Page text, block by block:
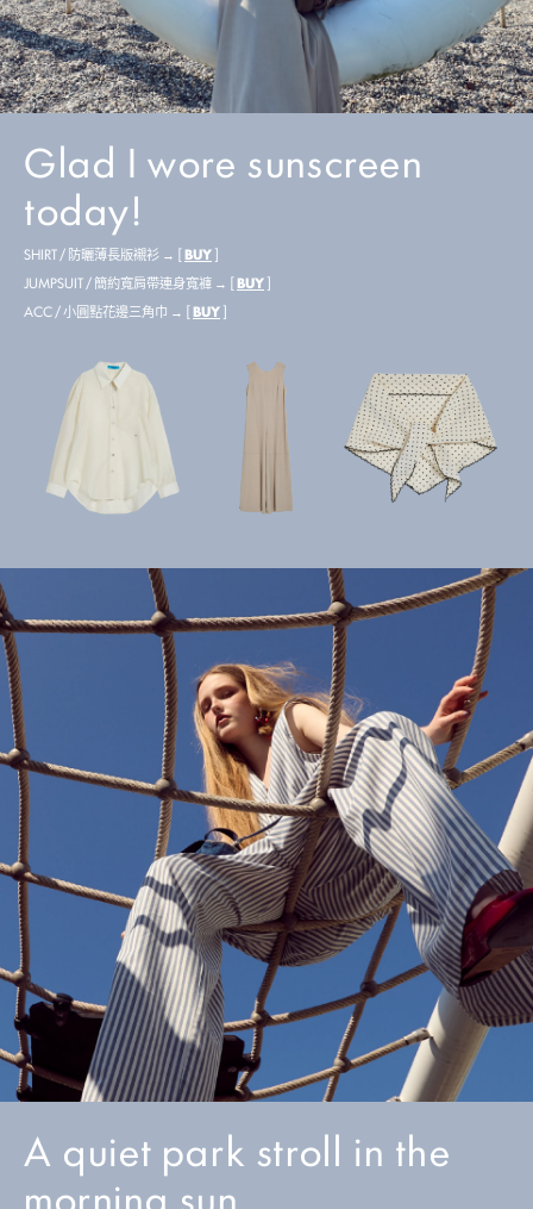
Glad I wore sunscreen
today!
SHIRT / 防曬薄長版襯衫 → [BUY]
JUMPSUIT / 簡約寬肩帶連身寬褲 → [BUY]
ACC / 小圓點花邊三角巾 → [BUY]
A quiet park stroll in the
morning sun.